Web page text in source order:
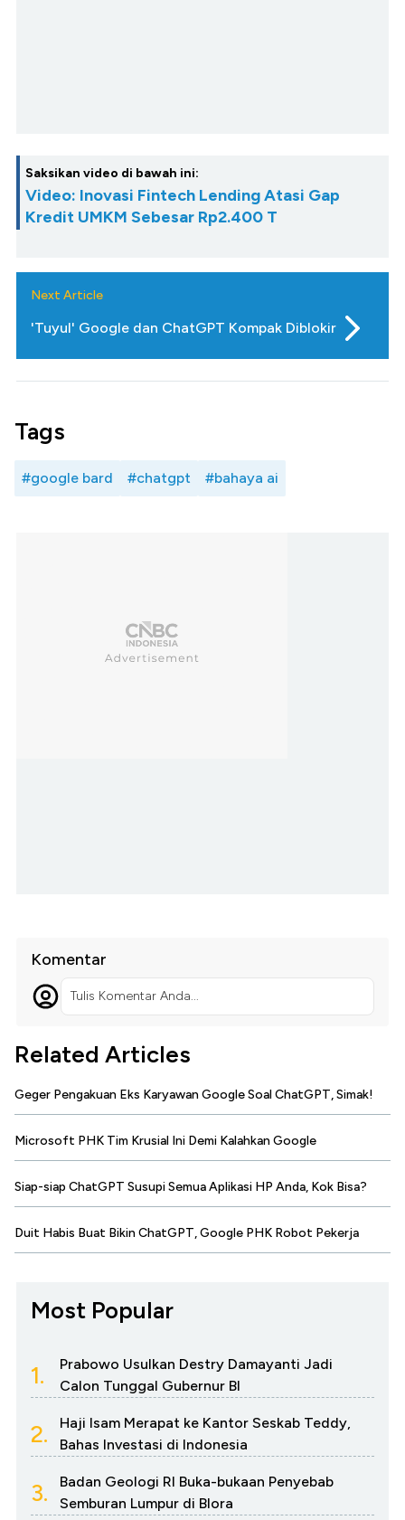
Saksikan video di bawah ini:
Video: Inovasi Fintech Lending Atasi Gap
Kredit UMKM Sebesar Rp2.400 T
Next Article
'Tuyul' Google dan ChatGPT Kompak Diblokir
Tags
#google bard #chatgpt #bahaya ai
Komentar
Tulis Komentar Anda...
Related Articles
Geger Pengakuan Eks Karyawan Google Soal ChatGPT, Simak!
Microsoft PHK Tim Krusial Ini Demi Kalahkan Google
Siap-siap ChatGPT Susupi Semua Aplikasi HP Anda, Kok Bisa?
Duit Habis Buat Bikin ChatGPT, Google PHK Robot Pekerja
Most Popular
1.
Prabowo Usulkan Destry Damayanti Jadi
Calon Tunggal Gubernur BI
2.
Haji Isam Merapat ke Kantor Seskab Teddy,
Bahas Investasi di Indonesia
3.
Badan Geologi RI Buka-bukaan Penyebab
Semburan Lumpur di Blora